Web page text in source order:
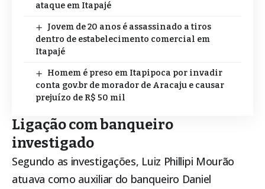
ataque em Itapajé
Jovem de 20 anos é assassinado a tiros
dentro de estabelecimento comercial em
Itapajé
Homem é preso em Itapipoca por invadir
conta gov.br de morador de Aracaju e causar
prejuízo de R$ 50 mil
Ligação com banqueiro
investigado
Segundo as investigações, Luiz Phillipi Mourão
atuava como auxiliar do banqueiro Daniel